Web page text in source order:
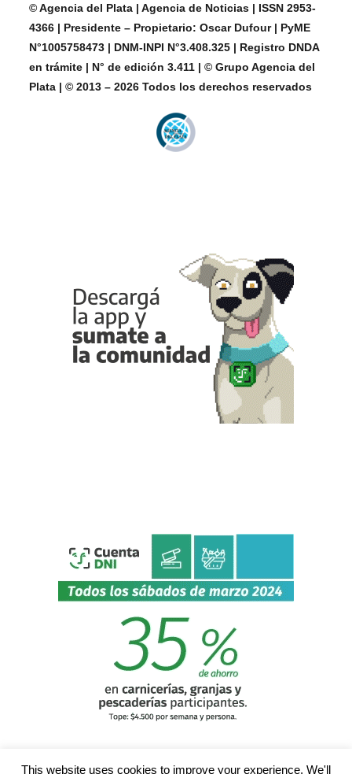
© Agencia del Plata | Agencia de Noticias | ISSN 2953-
4366 | Presidente – Propietario: Oscar Dufour | PyME
N°1005758473 | DNM-INPI N°3.408.325 | Registro DNDA
en trámite | N° de edición 3.411 | © Grupo Agencia del
Plata | © 2013 – 2026 Todos los derechos reservados
This website uses cookies to improve your experience. We'll